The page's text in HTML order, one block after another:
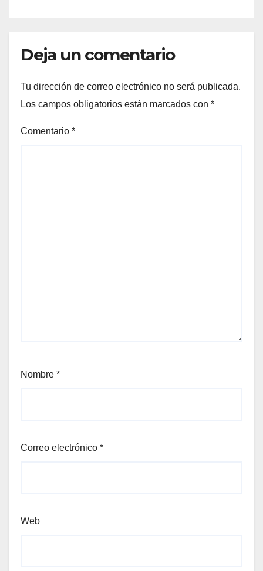
Deja un comentario
Tu dirección de correo electrónico no será publicada.
Los campos obligatorios están marcados con *
Comentario *
Nombre *
Correo electrónico *
Web